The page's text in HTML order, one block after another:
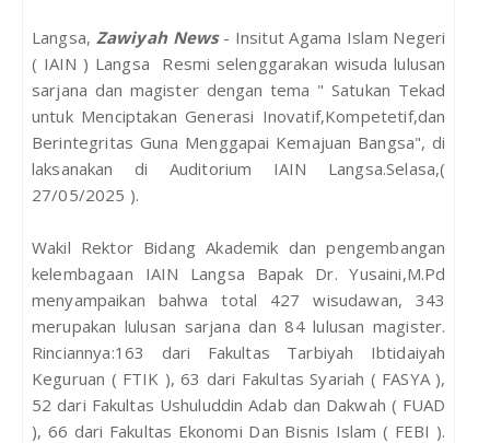
Langsa, Zawiyah News - Insitut Agama Islam Negeri
( IAIN ) Langsa Resmi selenggarakan wisuda lulusan
sarjana dan magister dengan tema " Satukan Tekad
untuk Menciptakan Generasi Inovatif,Kompetetif,dan
Berintegritas Guna Menggapai Kemajuan Bangsa", di
laksanakan di Auditorium IAIN Langsa.Selasa,(
27/05/2025 ).
Wakil Rektor Bidang Akademik dan pengembangan
kelembagaan IAIN Langsa Bapak Dr. Yusaini,M.Pd
menyampaikan bahwa total 427 wisudawan, 343
merupakan lulusan sarjana dan 84 lulusan magister.
Rinciannya:163 dari Fakultas Tarbiyah Ibtidaiyah
Keguruan ( FTIK ), 63 dari Fakultas Syariah ( FASYA ),
52 dari Fakultas Ushuluddin Adab dan Dakwah ( FUAD
), 66 dari Fakultas Ekonomi Dan Bisnis Islam ( FEBI ).